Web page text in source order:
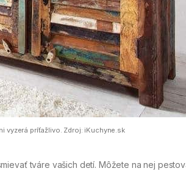
vyzerá príťažlivo. Zdroj: iKuchyne.sk
tváre vašich detí. Môžete na nej